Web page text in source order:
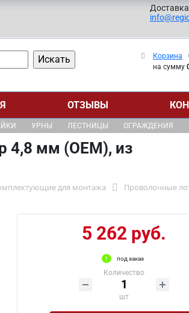
Корзина
на сумму
ОТЗЫВЫ
УРНЫ ЛЕСТНИЦЫ ОГРАЖДЕНИЯ
4,8 мм (ОЕМ), из
для монтажа
Проволочные
5 262 руб.
под заказ
Количество
шт